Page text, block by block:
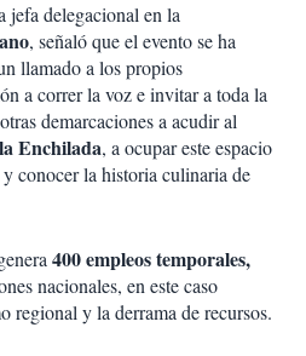
jefa delegacional en la
, señaló que el evento se ha
llamado a los propios
a correr la voz e invitar a toda la
demarcaciones a acudir al
Enchilada, a ocupar este espacio
conocer la historia culinaria de
400 empleos temporales,
nacionales, en este caso
regional y la derrama de recursos.